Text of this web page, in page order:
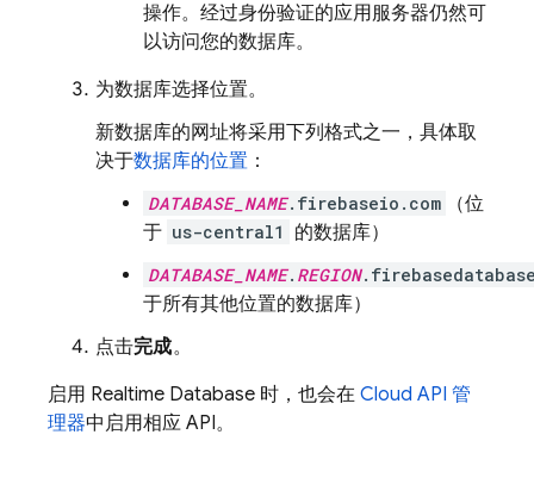
操作。经过身份验证的应用服务器仍然可
以访问您的数据库。
为数据库选择位置。
新数据库的网址将采用下列格式之一，具体取
决于数据库的位置 ：
DATABASE_NAME.firebaseio.com
（位
于 us-central1 的数据库）
DATABASE_NAME. REGION
于所有其他位置的数据库）
点击完成。
启用 Realtime Database 时，也会在 Cloud API 管
理器中启用相应 API。